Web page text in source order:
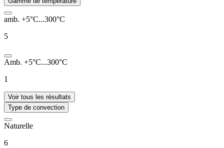
amb. +5°C...300°C
5
Amb. +5°C...300°C
1
Voir tous les résultats
Type de convection
Naturelle
6